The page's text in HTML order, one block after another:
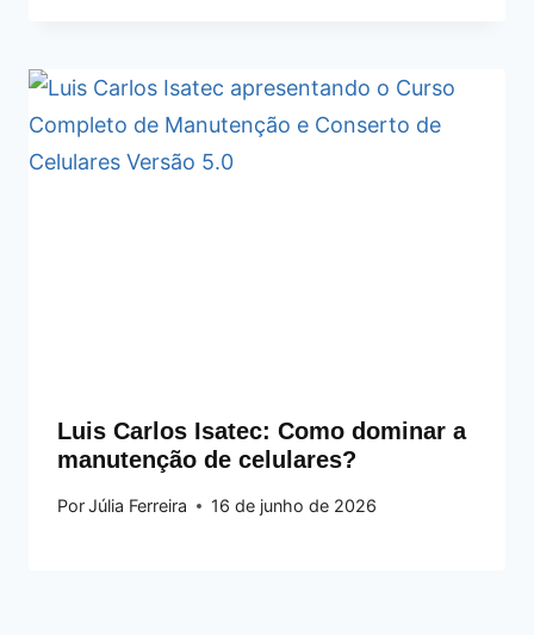
Luis Carlos Isatec: Como dominar a
manutenção de celulares?
PorJúlia Ferreira 16 de junho de 2026